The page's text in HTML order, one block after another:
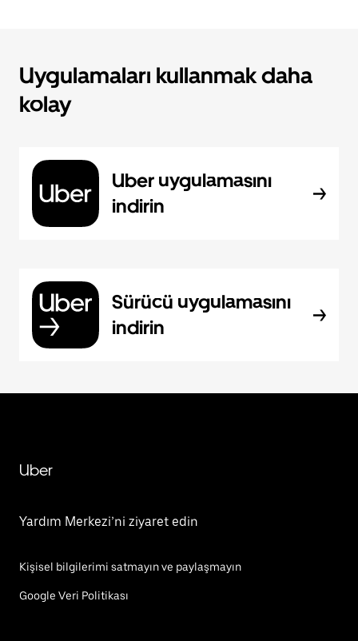
Uygulamaları kullanmak daha
kolay
Uber uygulamasını
indirin
Sürücü uygulamasını
indirin
Uber
Yardım Merkezi’ni ziyaret edin
Kişisel bilgilerimi satmayın ve paylaşmayın
Google Veri Politikası